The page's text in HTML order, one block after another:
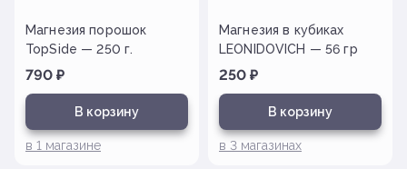
Магнезия порошок
TopSide — 250 г.
790 ₽
В корзину
в 1 магазине
Магнезия в кубиках
LEONIDOVICH — 56 гр
250 ₽
В корзину
в 3 магазинах